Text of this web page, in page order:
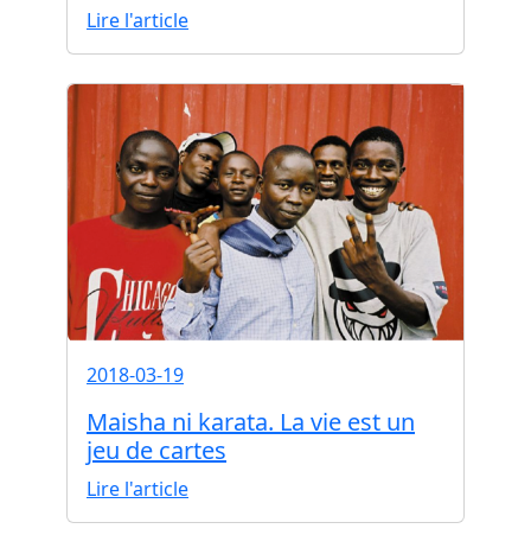
Lire l'article
2018-03-19
Maisha ni karata. La vie est un
jeu de cartes
Lire l'article